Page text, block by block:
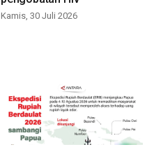
Kamis, 30 Juli 2026